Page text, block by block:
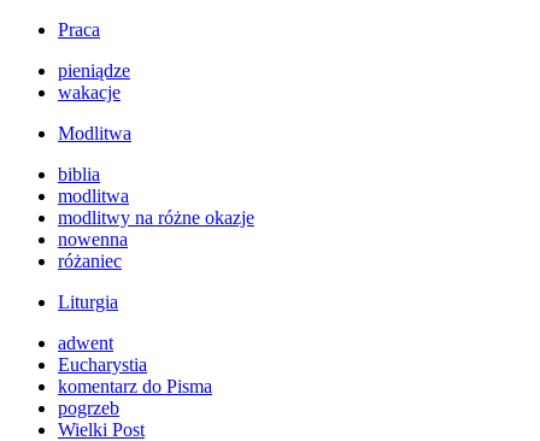
Praca
pieniądze
wakacje
Modlitwa
biblia
modlitwa
modlitwy na różne okazje
nowenna
różaniec
Liturgia
adwent
Eucharystia
komentarz do Pisma
pogrzeb
Wielki Post